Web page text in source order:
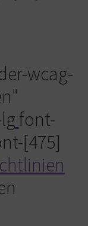
wcag-
font-
[475]